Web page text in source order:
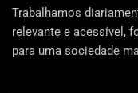
Trabalhamos
relevante e acessível,
para uma sociedade